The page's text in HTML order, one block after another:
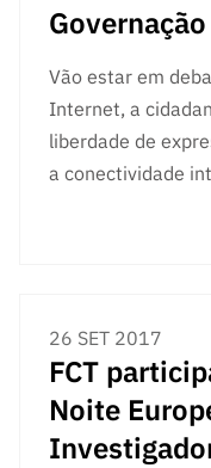
Vão estar em
Internet, a
liberdade de
a conectividade
26 SET 2017
FCT
Noite